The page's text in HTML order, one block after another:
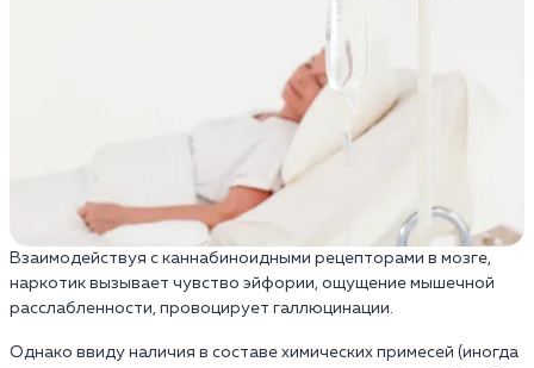
Взаимодействуя с каннабиноидными рецепторами в мозге,
наркотик вызывает чувство эйфории, ощущение мышечной
расслабленности, провоцирует галлюцинации.
Однако ввиду наличия в составе химических примесей (иногда